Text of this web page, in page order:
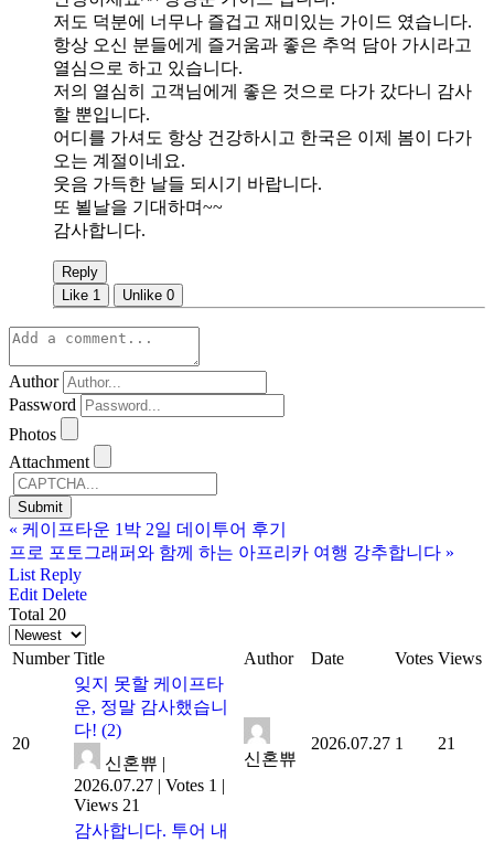
저도 덕분에 너무나 즐겁고 재미있는 가이드 였습니다.
항상 오신 분들에게 즐거움과 좋은 추억 담아 가시라고
열심으로 하고 있습니다.
저의 열심히 고객님에게 좋은 것으로 다가 갔다니 감사
할 뿐입니다.
어디를 가셔도 항상 건강하시고 한국은 이제 봄이 다가
오는 계절이네요.
웃음 가득한 날들 되시기 바랍니다.
또 뵐날을 기대하며~~
감사합니다.
Reply
Like 1 Unlike 0
Author
Password
Photos
Attachment
« 케이프타운 1박 2일 데이투어 후기
프로 포토그래퍼와 함께 하는 아프리카 여행 강추합니다 »
List Reply
Edit Delete
Total 20
Number Title Author Date Votes Views
20
잊지 못할 케이프타
운, 정말 감사했습니
다! (2)
신혼쀼 |
2026.07.27 | Votes 1 |
Views 21
신혼쀼
2026.07.27 1 21
감사합니다. 투어 내